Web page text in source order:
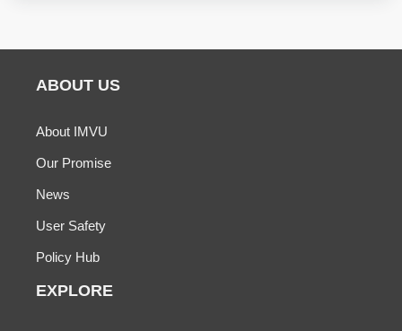
ABOUT US
About IMVU
Our Promise
News
User Safety
Policy Hub
EXPLORE